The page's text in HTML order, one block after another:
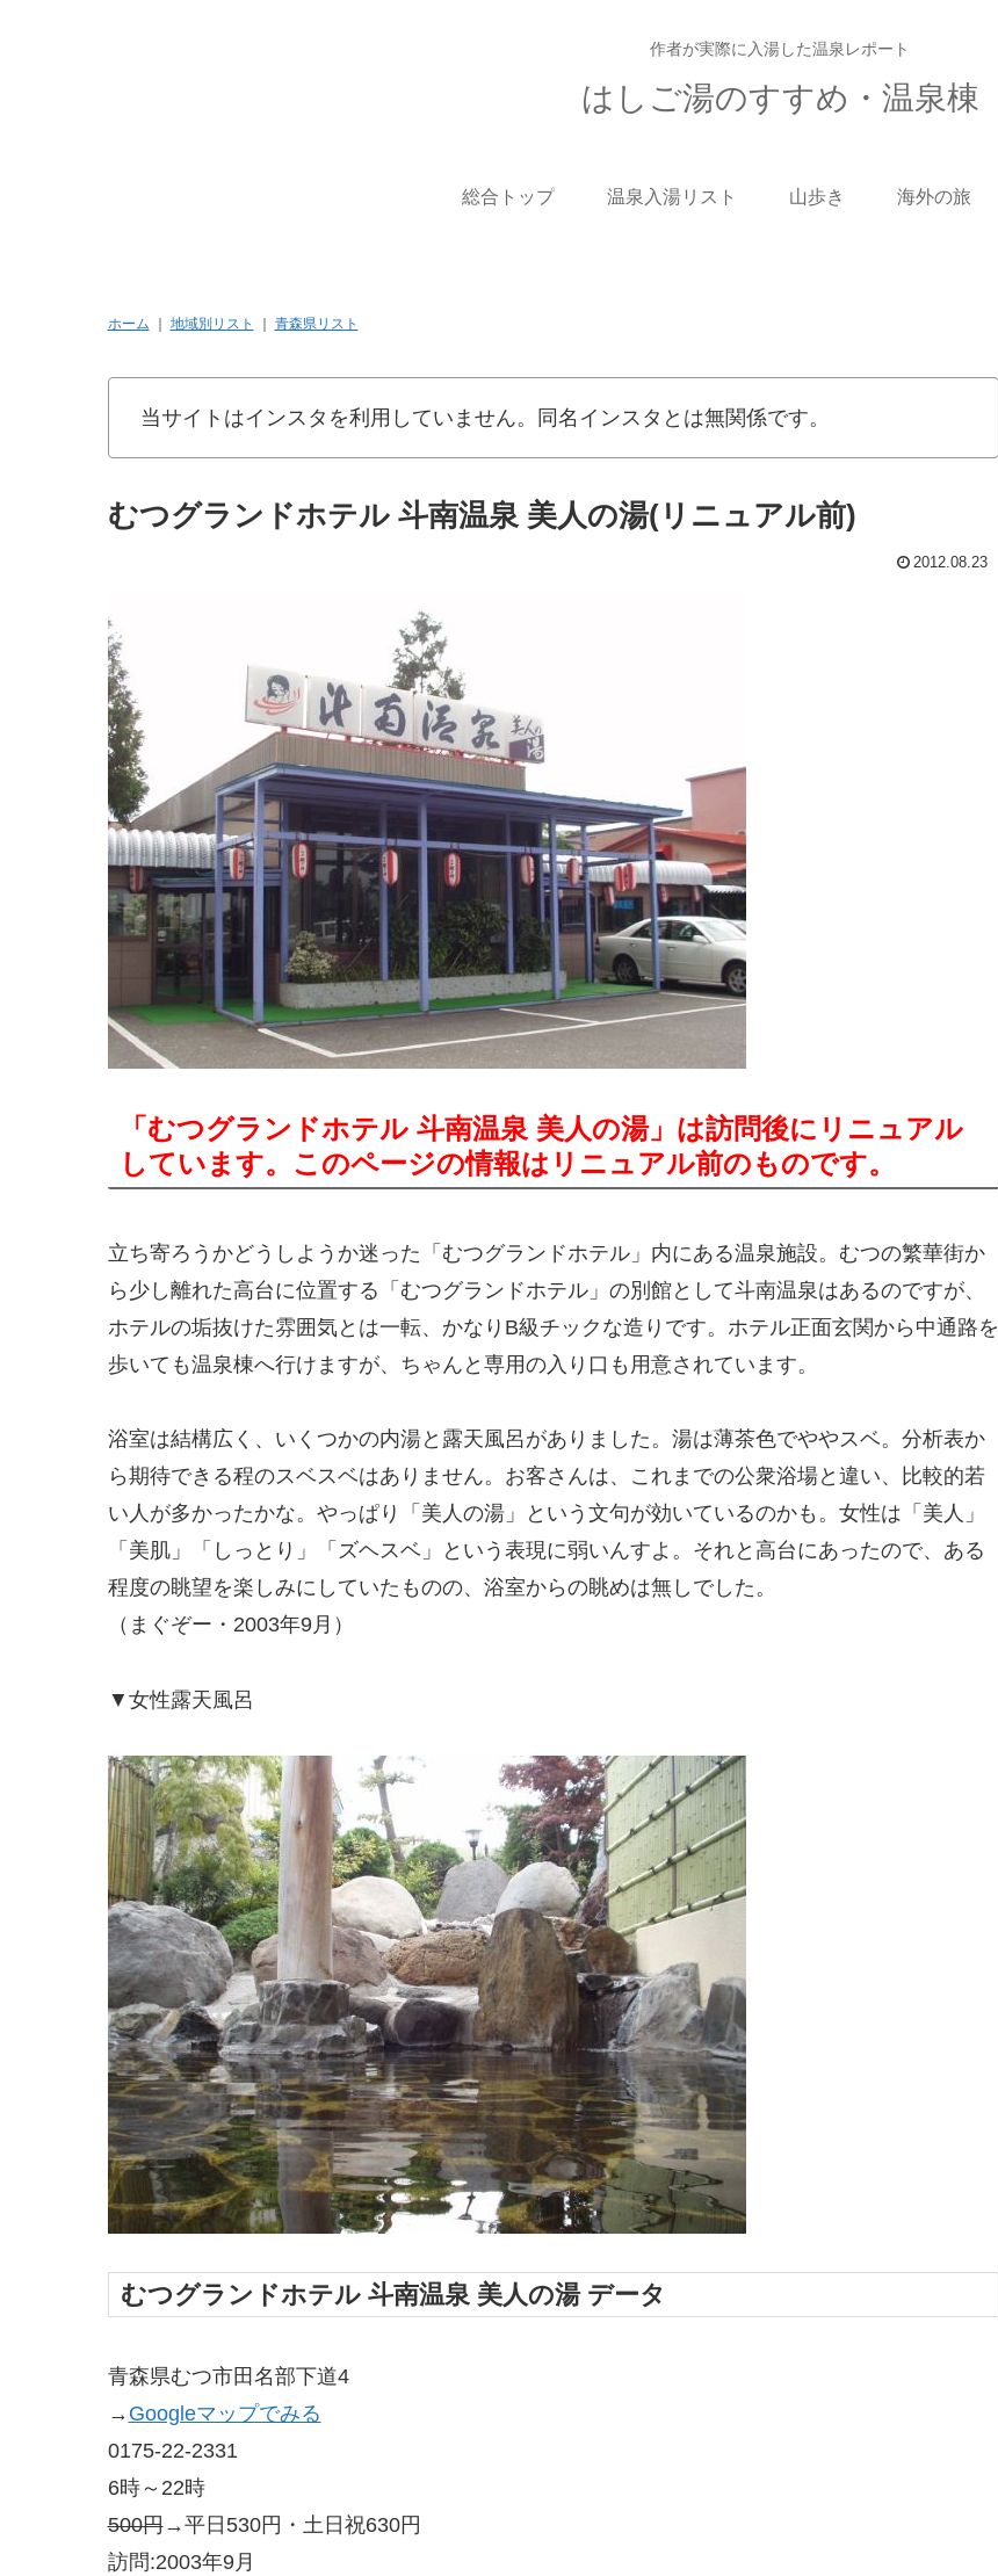
作者が実際に入湯した温泉レポート
はしご湯のすすめ・温泉棟
総合トップ 温泉入湯リスト 山歩き 海外の旅
ホーム 地域別リスト 青森県リスト
当サイトはインスタを利用していません。同名インスタとは無関係です。
むつグランドホテル 斗南温泉 美人の湯(リニュアル前)
2012.08.23
「むつグランドホテル 斗南温泉 美人の湯」は訪問後にリニュアル
しています。このページの情報はリニュアル前のものです。
立ち寄ろうかどうしようか迷った「むつグランドホテル」内にある温泉施設。むつの繁華街か
ら少し離れた高台に位置する「むつグランドホテル」の別館として斗南温泉はあるのですが、
ホテルの垢抜けた雰囲気とは一転、かなりB級チックな造りです。ホテル正面玄関から中通路を
歩いても温泉棟へ行けますが、ちゃんと専用の入り口も用意されています。
浴室は結構広く、いくつかの内湯と露天風呂がありました。湯は薄茶色でややスベ。分析表か
ら期待できる程のスベスベはありません。お客さんは、これまでの公衆浴場と違い、比較的若
い人が多かったかな。やっぱり「美人の湯」という文句が効いているのかも。女性は「美人」
「美肌」「しっとり」「ズヘスベ」という表現に弱いんすよ。それと高台にあったので、ある
程度の眺望を楽しみにしていたものの、浴室からの眺めは無しでした。
（まぐぞー・2003年9月）
▼女性露天風呂
むつグランドホテル 斗南温泉 美人の湯 データ
青森県むつ市田名部下道4
→ Googleマップでみる
0175-22-2331
6時～22時
500円→平日530円・土日祝630円
訪問:2003年9月